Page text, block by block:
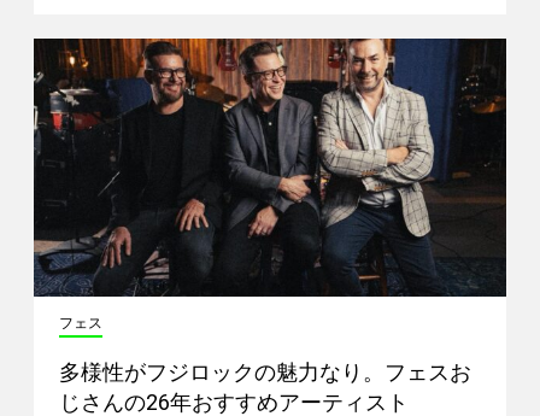
フェス
多様性がフジロックの魅力なり。フェスお
じさんの26年おすすめアーティスト